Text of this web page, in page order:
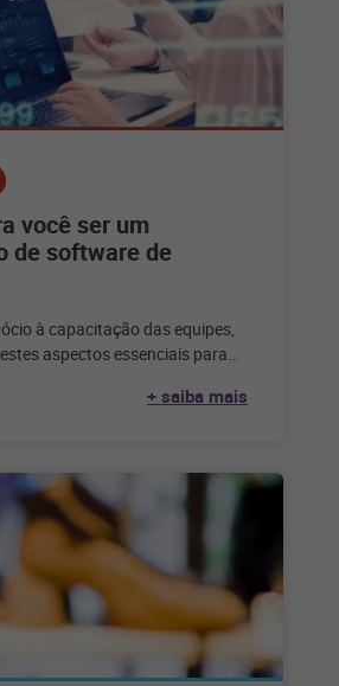
você ser um
de software de
à capacitação das equipes,
aspectos essenciais para
+ saiba mais